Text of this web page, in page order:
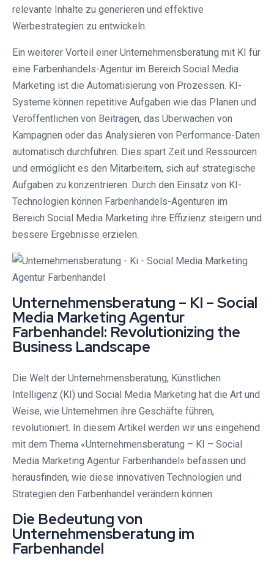
relevante Inhalte zu generieren und effektive
Werbestrategien zu entwickeln.
Ein weiterer Vorteil einer Unternehmensberatung mit KI für
eine Farbenhandels-Agentur im Bereich Social Media
Marketing ist die Automatisierung von Prozessen. KI-
Systeme können repetitive Aufgaben wie das Planen und
Veröffentlichen von Beiträgen, das Überwachen von
Kampagnen oder das Analysieren von Performance-Daten
automatisch durchführen. Dies spart Zeit und Ressourcen
und ermöglicht es den Mitarbeitern, sich auf strategische
Aufgaben zu konzentrieren. Durch den Einsatz von KI-
Technologien können Farbenhandels-Agenturen im
Bereich Social Media Marketing ihre Effizienz steigern und
bessere Ergebnisse erzielen.
Unternehmensberatung – KI – Social
Media Marketing Agentur
Farbenhandel: Revolutionizing the
Business Landscape
Die Welt der Unternehmensberatung, Künstlichen
Intelligenz (KI) und Social Media Marketing hat die Art und
Weise, wie Unternehmen ihre Geschäfte führen,
revolutioniert. In diesem Artikel werden wir uns eingehend
mit dem Thema «Unternehmensberatung – KI – Social
Media Marketing Agentur Farbenhandel» befassen und
herausfinden, wie diese innovativen Technologien und
Strategien den Farbenhandel verändern können.
Die Bedeutung von
Unternehmensberatung im
Farbenhandel